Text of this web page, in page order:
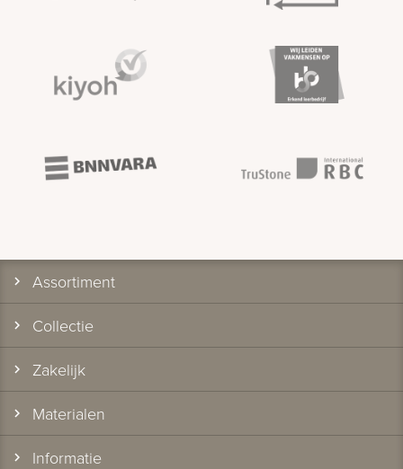
Assortiment
Collectie
Zakelijk
Materialen
Informatie